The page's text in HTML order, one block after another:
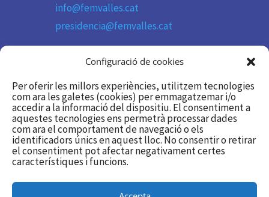
Configuració de cookies
Per oferir les millors experiències, utilitzem tecnologies
com ara les galetes (cookies) per emmagatzemar i/o
accedir a la informació del dispositiu. El consentiment a
aquestes tecnologies ens permetrà processar dades
com ara el comportament de navegació o els
identificadors únics en aquest lloc. No consentir o retirar
el consentiment pot afectar negativament certes
característiques i funcions.
info@femvalles.cat
presidencia@femvalles.cat
Telèfon
93 736 11 09
 Segueix-nos
Twitter/X
Linkedin